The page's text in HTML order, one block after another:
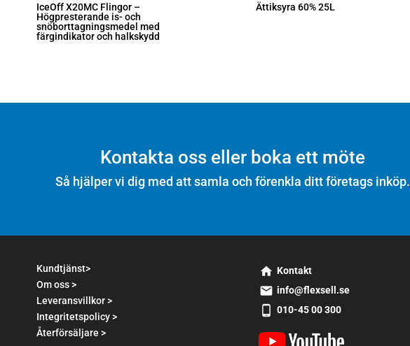
IceOff X20MC Flingor –
Högpresterande is- och
snöborttagningsmedel med
färgindikator och halkskydd
Ättiksyra 60% 25L
Kontakta oss eller boka ett möte
Så hjälper vi dig med att samla och förenkla ditt företags inköp.
Kundtjänst>
Om oss >
Leveransvillkor >
Integritetspolicy >
Återförsäljare >
s
m
t2
h
Kontakt
s
m
t1
info@flexsell.se
m
010-45 00 300